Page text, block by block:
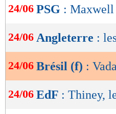
de
OK
24/06 PSG : Maxwell
24/06 Angleterre :
24/06 Brésil (f) :
24/06 EdF : Thiney,